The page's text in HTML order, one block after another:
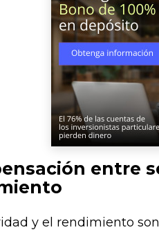
entre
y el rendimiento